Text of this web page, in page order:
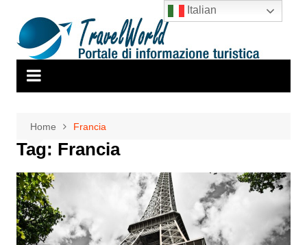
contenuto
Home Francia
Tag: Francia
Italian